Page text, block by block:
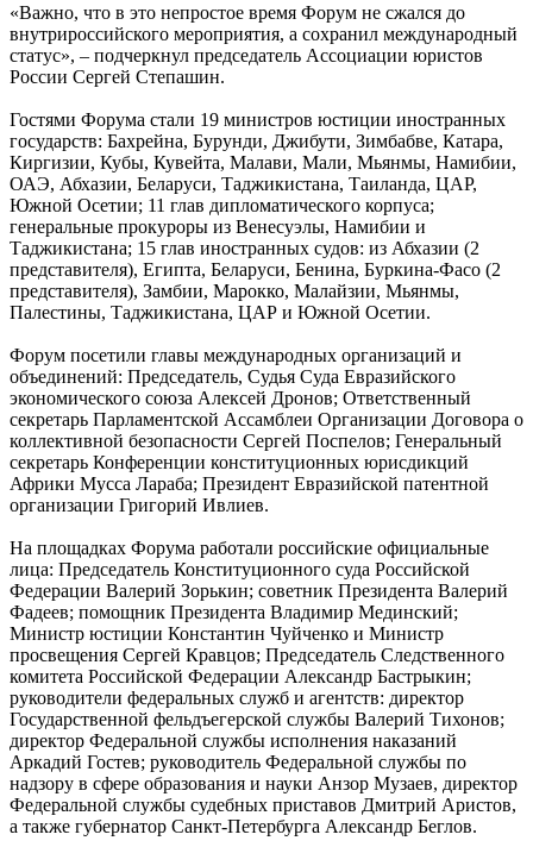
«Важно, что в это непростое время Форум не сжался до
внутрироссийского мероприятия, а сохранил международный
статус», – подчеркнул председатель Ассоциации юристов
России Сергей Степашин.
Гостями Форума стали 19 министров юстиции иностранных
государств: Бахрейна, Бурунди, Джибути, Зимбабве, Катара,
Киргизии, Кубы, Кувейта, Малави, Мали, Мьянмы, Намибии,
ОАЭ, Абхазии, Беларуси, Таджикистана, Таиланда, ЦАР,
Южной Осетии; 11 глав дипломатического корпуса;
генеральные прокуроры из Венесуэлы, Намибии и
Таджикистана; 15 глав иностранных судов: из Абхазии (2
представителя), Египта, Беларуси, Бенина, Буркина-Фасо (2
представителя), Замбии, Марокко, Малайзии, Мьянмы,
Палестины, Таджикистана, ЦАР и Южной Осетии.
Форум посетили главы международных организаций и
объединений: Председатель, Судья Суда Евразийского
экономического союза Алексей Дронов; Ответственный
секретарь Парламентской Ассамблеи Организации Договора о
коллективной безопасности Сергей Поспелов; Генеральный
секретарь Конференции конституционных юрисдикций
Африки Мусса Лараба; Президент Евразийской патентной
организации Григорий Ивлиев.
На площадках Форума работали российские официальные
лица: Председатель Конституционного суда Российской
Федерации Валерий Зорькин; советник Президента Валерий
Фадеев; помощник Президента Владимир Мединский;
Министр юстиции Константин Чуйченко и Министр
просвещения Сергей Кравцов; Председатель Следственного
комитета Российской Федерации Александр Бастрыкин;
руководители федеральных служб и агентств: директор
Государственной фельдъегерской службы Валерий Тихонов;
директор Федеральной службы исполнения наказаний
Аркадий Гостев; руководитель Федеральной службы по
надзору в сфере образования и науки Анзор Музаев, директор
Федеральной службы судебных приставов Дмитрий Аристов,
а также губернатор Санкт-Петербурга Александр Беглов.